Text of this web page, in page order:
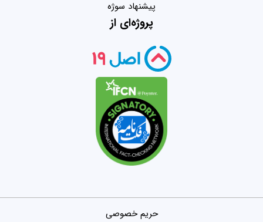
پیشنهاد سوژه
پروژه‌ای از
حریم خصوصی